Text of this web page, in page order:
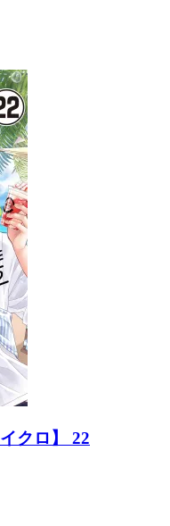
クロ】 22